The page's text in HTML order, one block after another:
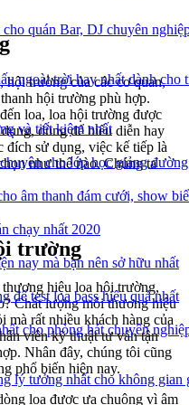
hội trường của các cơ quan,
hội trường phù hợp.
loa, loa hội trường được
dùng để biểu diễn hay
sử dụng, việc kế tiếp là
như thế nào. Chúng ta
trường
hiệu loa hội trường,
Chất lượng mỗi thương hiệu
mà rất nhiều khách hàng của
viên kỹ thuật tư vấn tận
Nhân đây, chúng tôi cũng
phổ biến hiện nay.
loa được ưa chuộng vì âm
quán Bar, DJ chuyên
ngoài trời hay nhất dành cho
và tiết kiệm nhất
cho lớp học giảng đường
âm thanh đám cưới, show
chạy nhất 2020
nay mà bạn nên sở hữu nhất
để test loa bass hiệu quả nhất
cho phòng hát chuyên
lý tưởng nhất cho không gian